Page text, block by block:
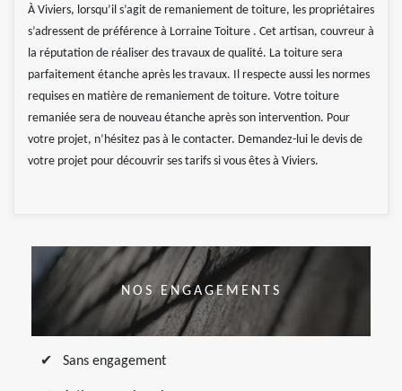
À Viviers, lorsqu’il s’agit de remaniement de toiture, les propriétaires
s’adressent de préférence à Lorraine Toiture . Cet artisan, couvreur à
la réputation de réaliser des travaux de qualité. La toiture sera
parfaitement étanche après les travaux. Il respecte aussi les normes
requises en matière de remaniement de toiture. Votre toiture
remaniée sera de nouveau étanche après son intervention. Pour
votre projet, n’hésitez pas à le contacter. Demandez-lui le devis de
votre projet pour découvrir ses tarifs si vous êtes à Viviers.
NOS ENGAGEMENTS
Sans engagement